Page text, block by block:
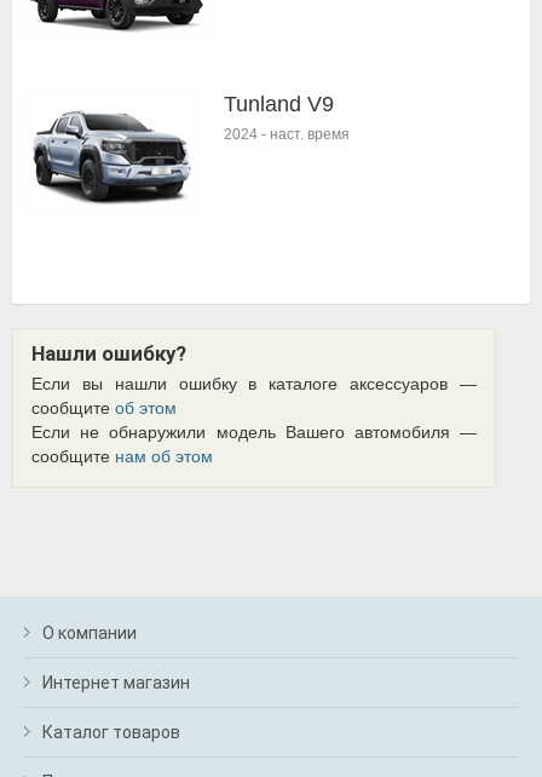
Tunland V9
2024 - наст. время
Нашли ошибку?
Если вы нашли ошибку в каталоге аксессуаров —
сообщите об этом
Если не обнаружили модель Вашего автомобиля —
сообщите нам об этом
О компании
Интернет магазин
Каталог товаров